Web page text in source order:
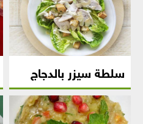
سلطة سيزر بالدجاج